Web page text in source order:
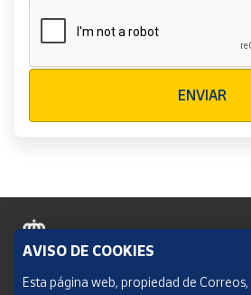
ENVIAR
Política de cookies
AVISO DE COOKIES
Esta página web, propiedad de